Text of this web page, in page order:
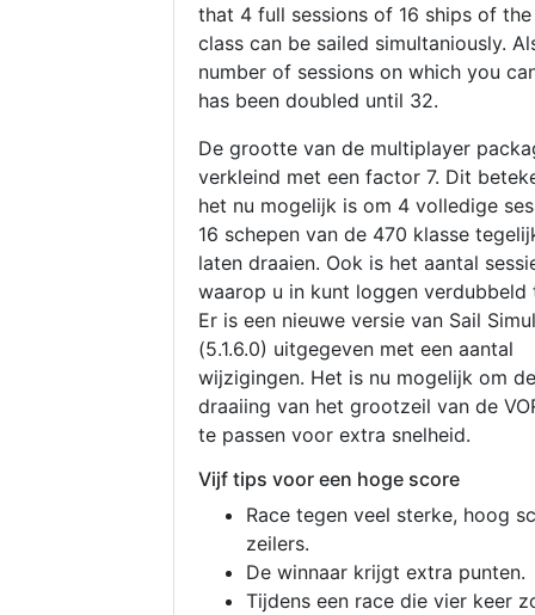
that 4 full sessions of 16 ships of
class can be sailed simultaniously.
number of sessions on which you
has been doubled until 32.
De grootte van de multiplayer
verkleind met een factor 7. Dit
het nu mogelijk is om 4 volledige
16 schepen van de 470 klasse
laten draaien. Ook is het aantal
waarop u in kunt loggen verdubbeld
Er is een nieuwe versie van Sail
(5.1.6.0) uitgegeven met een aantal
wijzigingen. Het is nu mogelijk om de
draaiing van het grootzeil van de
te passen voor extra snelheid.
Vijf tips voor een hoge score
Race tegen veel sterke, hoog
zeilers.
De winnaar krijgt extra punten.
Tijdens een race die vier keer